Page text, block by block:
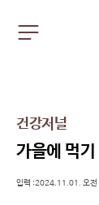
주
뉴
펼
치
건강저널
가을에 먹기
입력 :2024.11.01. 오